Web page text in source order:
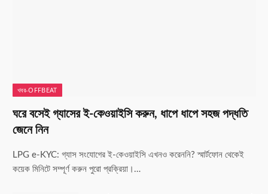
খবর-OFFBEAT
ঘরে বসেই গ্যাসের ই-কেওয়াইসি করুন, ধাপে ধাপে সহজ পদ্ধতি
জেনে নিন
LPG e-KYC: গ্যাস সংযোগের ই-কেওয়াইসি এখনও করেননি? স্মার্টফোন থেকেই
কয়েক মিনিটে সম্পূর্ণ করুন পুরো প্রক্রিয়া।…